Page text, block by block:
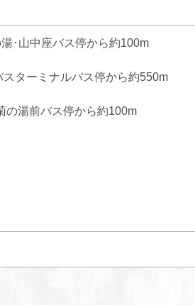
山中座バス停から約100m
ターミナルバス停から約550m
湯前バス停から約100m